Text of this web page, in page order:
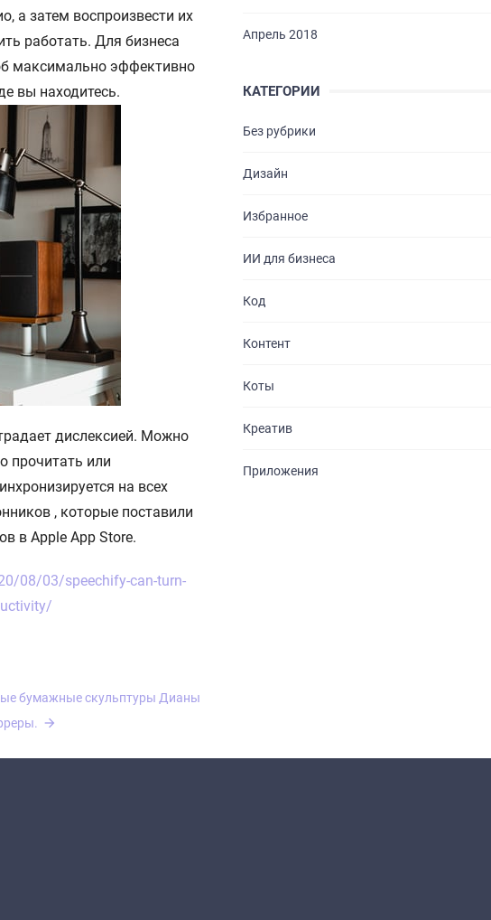
а затем воспроизвести их
работать. Для бизнеса
максимально эффективно
вы находитесь.
дислексией. Можно
прочитать или
на всех
, которые поставили
в Apple App Store.
08/03/speechify-can-turn-
бумажные скульптуры Дианы
Апрель 2018
КАТЕГОРИИ
Без рубрики
Дизайн
Избранное
ИИ для бизнеса
Код
Контент
Коты
Креатив
Приложения
УСЛУГИ
ПОРТФОЛИО
БРИФЫ
КАРЬЕРА
БЛОГ
КОНТАКТЫ